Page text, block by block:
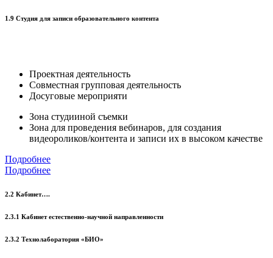
1.9 Студия для записи образовательного контента
Проектная деятельность
Совместная групповая деятельность
Досуговые мероприяти
Зона студииной съемки
Зона для проведения вебинаров, для создания
видеороликов/контента и записи их в высоком качестве
Подробнее
Подробнее
2.2 Кабинет….
2.3.1 Кабинет естественно-научной направленности
2.3.2 Технолаборатория «БИО»